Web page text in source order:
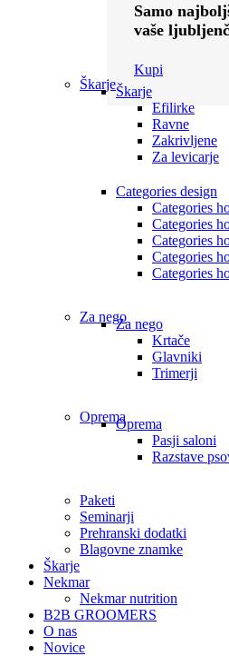
Samo
vaše
Kupi
ŠkarjeŠkarje
Efilirke
Ravne
Zakrivljene
Za levicarje
Categories design
Categories
Categories
Categories
Categories
Categories
Za negoZa nego
Krtače
Glavniki
Trimerji
OpremaOprema
Pasji saloni
Razstave
Paketi
Seminarji
Prehranski dodatki
Blagovne znamke
Škarje
Nekmar
Nekmar nutrition
B2B GROOMERS
O nas
Novice